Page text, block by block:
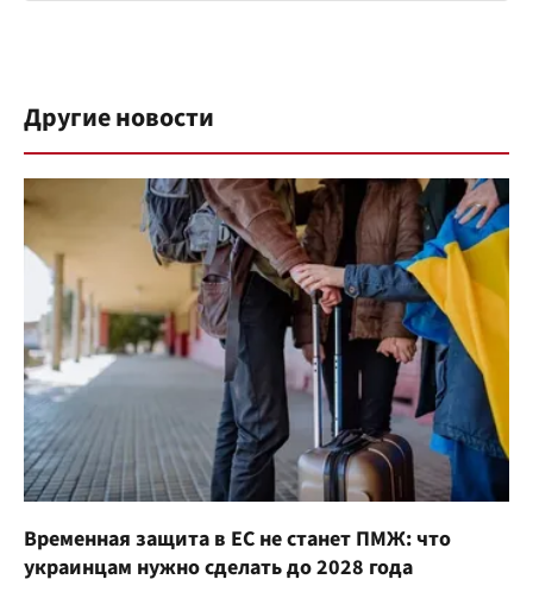
Другие новости
Временная защита в ЕС не станет ПМЖ: что
украинцам нужно сделать до 2028 года